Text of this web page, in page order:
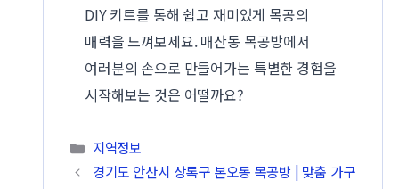
DIY 키트를 통해 쉽고 재미있게 목공의
매력을 느껴보세요. 매산동 목공방에서
여러분의 손으로 만들어가는 특별한 경험을
시작해보는 것은 어떨까요?
카테고리
지역정보
경기도 안산시 상록구 본오동 목공방 | 맞춤 가구